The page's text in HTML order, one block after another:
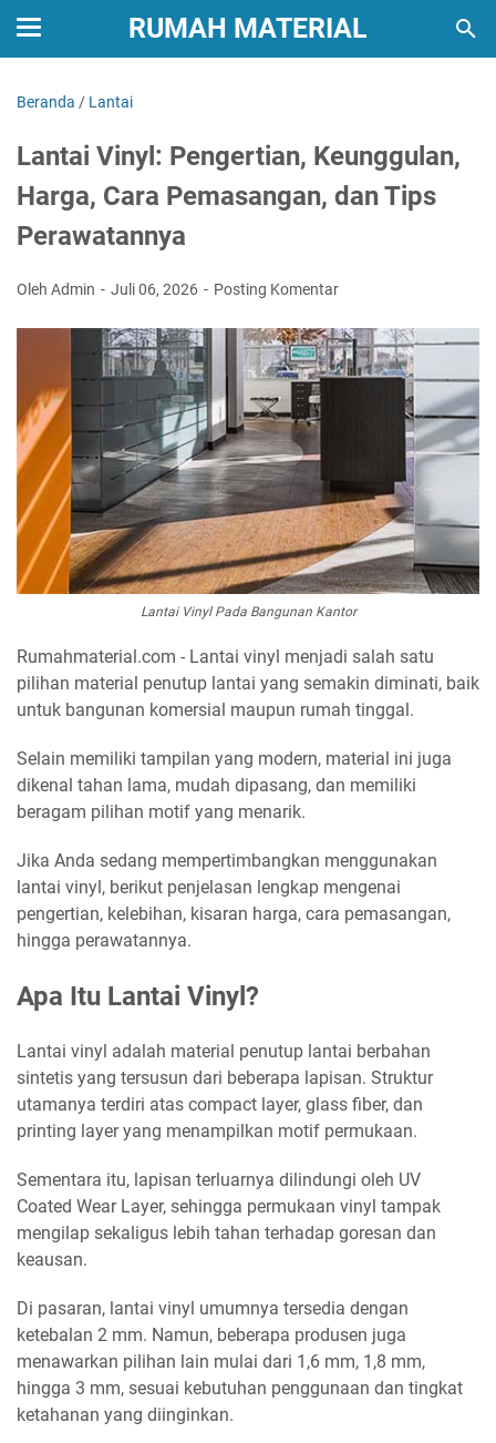
RUMAH MATERIAL
Beranda / Lantai
Lantai Vinyl: Pengertian, Keunggulan,
Harga, Cara Pemasangan, dan Tips
Perawatannya
Oleh Admin Juli 06, 2026 Posting Komentar
Lantai Vinyl Pada Bangunan Kantor
Rumahmaterial.com - Lantai vinyl menjadi salah satu
pilihan material penutup lantai yang semakin diminati, baik
untuk bangunan komersial maupun rumah tinggal.
Selain memiliki tampilan yang modern, material ini juga
dikenal tahan lama, mudah dipasang, dan memiliki
beragam pilihan motif yang menarik.
Jika Anda sedang mempertimbangkan menggunakan
lantai vinyl, berikut penjelasan lengkap mengenai
pengertian, kelebihan, kisaran harga, cara pemasangan,
hingga perawatannya.
Apa Itu Lantai Vinyl?
Lantai vinyl adalah material penutup lantai berbahan
sintetis yang tersusun dari beberapa lapisan. Struktur
utamanya terdiri atas compact layer, glass fiber, dan
printing layer yang menampilkan motif permukaan.
Sementara itu, lapisan terluarnya dilindungi oleh UV
Coated Wear Layer, sehingga permukaan vinyl tampak
mengilap sekaligus lebih tahan terhadap goresan dan
keausan.
Di pasaran, lantai vinyl umumnya tersedia dengan
ketebalan 2 mm. Namun, beberapa produsen juga
menawarkan pilihan lain mulai dari 1,6 mm, 1,8 mm,
hingga 3 mm, sesuai kebutuhan penggunaan dan tingkat
ketahanan yang diinginkan.